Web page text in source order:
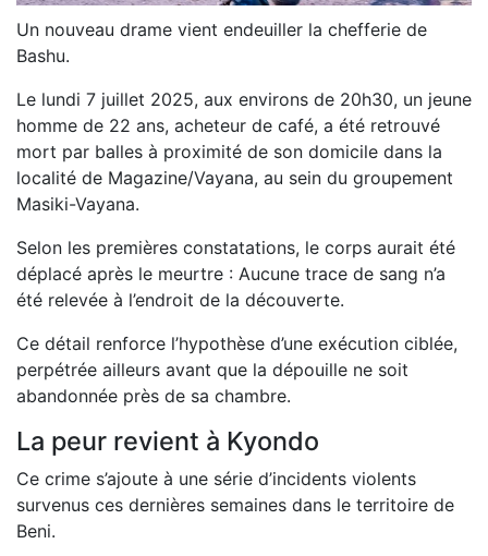
Un nouveau drame vient endeuiller la chefferie de
Bashu.
Le lundi 7 juillet 2025, aux environs de 20h30, un jeune
homme de 22 ans, acheteur de café, a été retrouvé
mort par balles à proximité de son domicile dans la
localité de Magazine/Vayana, au sein du groupement
Masiki-Vayana.
Selon les premières constatations, le corps aurait été
déplacé après le meurtre : Aucune trace de sang n’a
été relevée à l’endroit de la découverte.
Ce détail renforce l’hypothèse d’une exécution ciblée,
perpétrée ailleurs avant que la dépouille ne soit
abandonnée près de sa chambre.
La peur revient à Kyondo
Ce crime s’ajoute à une série d’incidents violents
survenus ces dernières semaines dans le territoire de
Beni.